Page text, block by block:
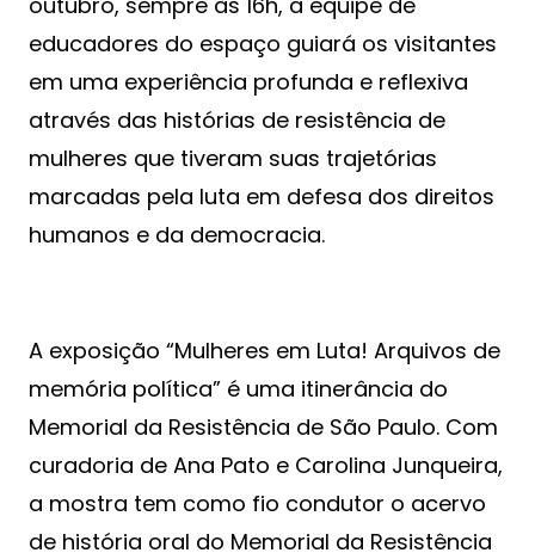
educadores do espaço guiará os visitantes
em uma experiência profunda e reflexiva
através das histórias de resistência de
mulheres que tiveram suas trajetórias
marcadas pela luta em defesa dos direitos
humanos e da democracia.
A exposição “Mulheres em Luta! Arquivos de
memória política” é uma itinerância do
Memorial da Resistência de São Paulo. Com
curadoria de Ana Pato e Carolina Junqueira,
a mostra tem como fio condutor o acervo
de história oral do Memorial da Resistência